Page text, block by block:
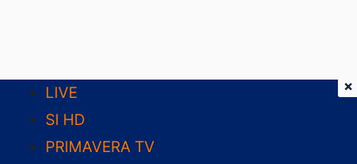
contenuto
LIVE
SI HD
PRIMAVERA TV
×